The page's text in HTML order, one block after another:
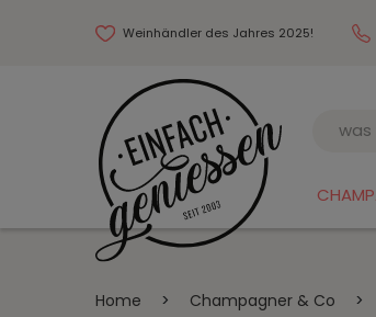
Weinhändler des Jahres 2025!
Home > Champagner & Co >